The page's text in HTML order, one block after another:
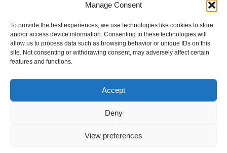
Manage Consent
To provide the best experiences, we use technologies like cookies to store
and/or access device information. Consenting to these technologies will
allow us to process data such as browsing behavior or unique IDs on this
site. Not consenting or withdrawing consent, may adversely affect certain
features and functions.
Accept
Deny
View preferences
Não garantimos resultados, ganhos ou qualquer tipo de
retorno relacionado com atividades de jogo. Os
utilizadores são responsáveis por garantir que a
participação em jogos online é legal na sua jurisdição e
por tomar decisões informadas ao visitar websites de
preocupação, procure apoio junto de organizações de